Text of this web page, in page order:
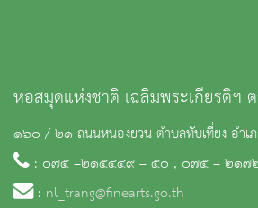
หอสมุดแห่งชาติ เฉลิมพระเกียรติฯ
๑๖๐ / ๒๑ ถนนหนองยวน ตำบลทับเที่ยง อำเภ
: ๐๗๕ –๒๑๕๔๔๙ – ๕๐ , ๐๗๕ – ๒๑๗
: nl_trang@finearts.go.th